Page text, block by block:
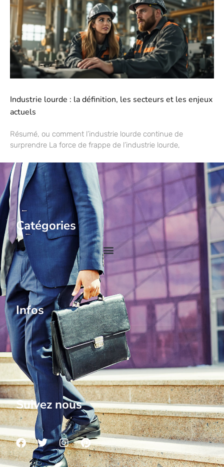
Industrie lourde : la définition, les secteurs et les enjeux
actuels
Résumé, ou comment l’industrie lourde continue de
surprendre La force de frappe de l’industrie lourde,
Catégories
Infos
Suivez nous